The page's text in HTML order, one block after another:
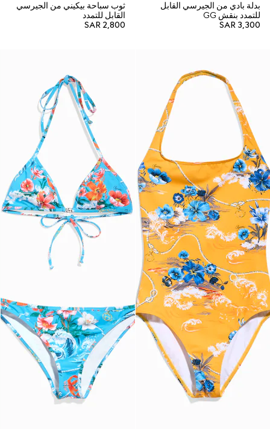
بدلة بادي من الجيرسي القابل
للتمدد بنقش GG
SAR 3,300
ثوب سباحة بيكيني من الجيرسي
القابل للتمدد
SAR 2,800